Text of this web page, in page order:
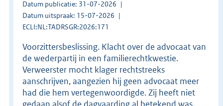
Datum publicatie: 31-07-2026
Datum uitspraak: 15-07-2026
ECLI:NL:TADRSGR:2026:171
Voorzittersbeslissing. Klacht over de advocaat van
de wederpartij in een familierechtkwestie.
Verweerster mocht klager rechtstreeks
aanschrijven, aangezien hij geen advocaat meer
had die hem vertegenwoordigde. Zij heeft niet
gedaan alsof de dagvaarding al betekend was.